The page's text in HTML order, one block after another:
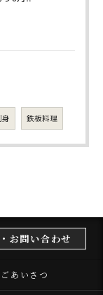
身 鉄板料理
お問い合わせ
ごあいさつ